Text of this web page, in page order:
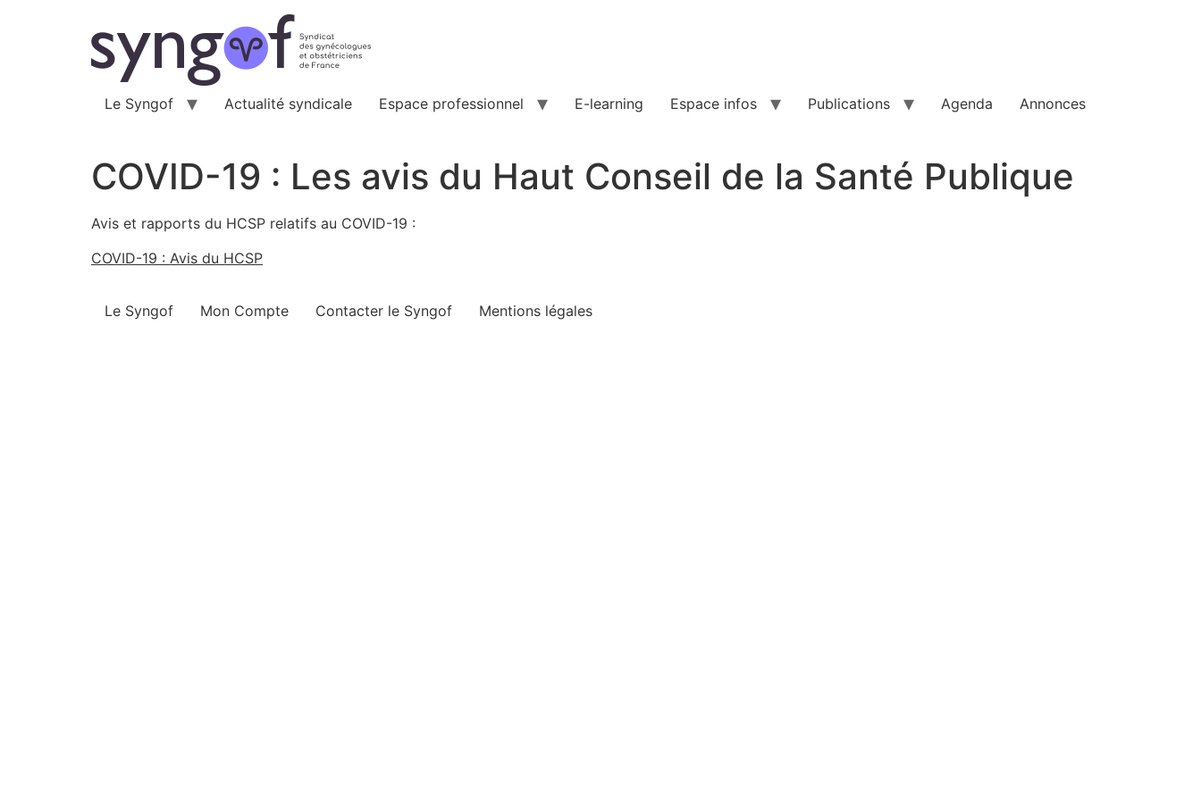
Le Syngof Actualité syndicale Espace professionnel E-learning Espace infos Publications Agenda Annonces
COVID-19 : Les avis du Haut Conseil de la Santé Publique
Avis et rapports du HCSP relatifs au COVID-19 :
COVID-19 : Avis du HCSP
Le Syngof Mon Compte Contacter le Syngof Mentions légales